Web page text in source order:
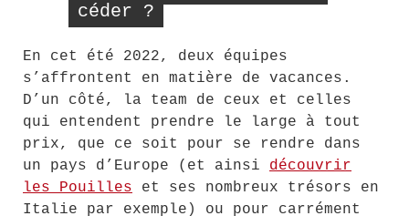
céder ?
En cet été 2022, deux équipes
s’affrontent en matière de vacances.
D’un côté, la team de ceux et celles
qui entendent prendre le large à tout
prix, que ce soit pour se rendre dans
un pays d’Europe (et ainsi découvrir
les Pouilles et ses nombreux trésors en
Italie par exemple) ou pour carrément